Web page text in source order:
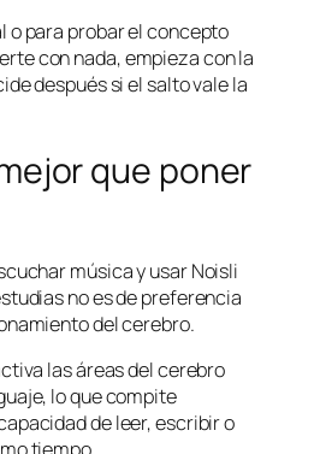
o para probar el concepto
con nada, empieza con la
después si el salto vale la
que poner
música y usar Noisli
no es de preferencia
del cerebro.
las áreas del cerebro
lo que compite
de leer, escribir o